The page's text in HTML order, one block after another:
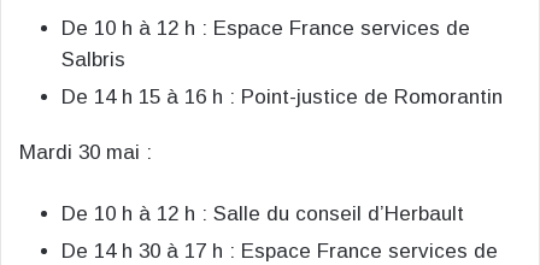
De 10 h à 12 h : Espace France services de
Salbris
De 14 h 15 à 16 h : Point-justice de Romorantin
Mardi 30 mai :
De 10 h à 12 h : Salle du conseil d’Herbault
De 14 h 30 à 17 h : Espace France services de